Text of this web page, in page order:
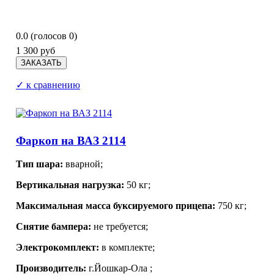
0.0 (голосов 0)
1 300 руб
✓ к сравнению
Фаркоп на ВАЗ 2114
Тип шара: вварной;
Вертикальная нагрузка: 50 кг;
Максимальная масса буксируемого прицепа: 750 кг;
Снятие бампера: не требуется;
Электрокомплект: в комплекте;
Производитель: г.Йошкар-Ола ;